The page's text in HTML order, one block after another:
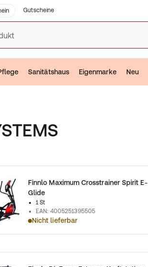
Gutscheine
Sanitätshaus Eigenmarke Neu
Finnlo Maximum Crosstrainer Spirit E-
Glide
1 St
EAN: 4005251395505
Nicht lieferbar